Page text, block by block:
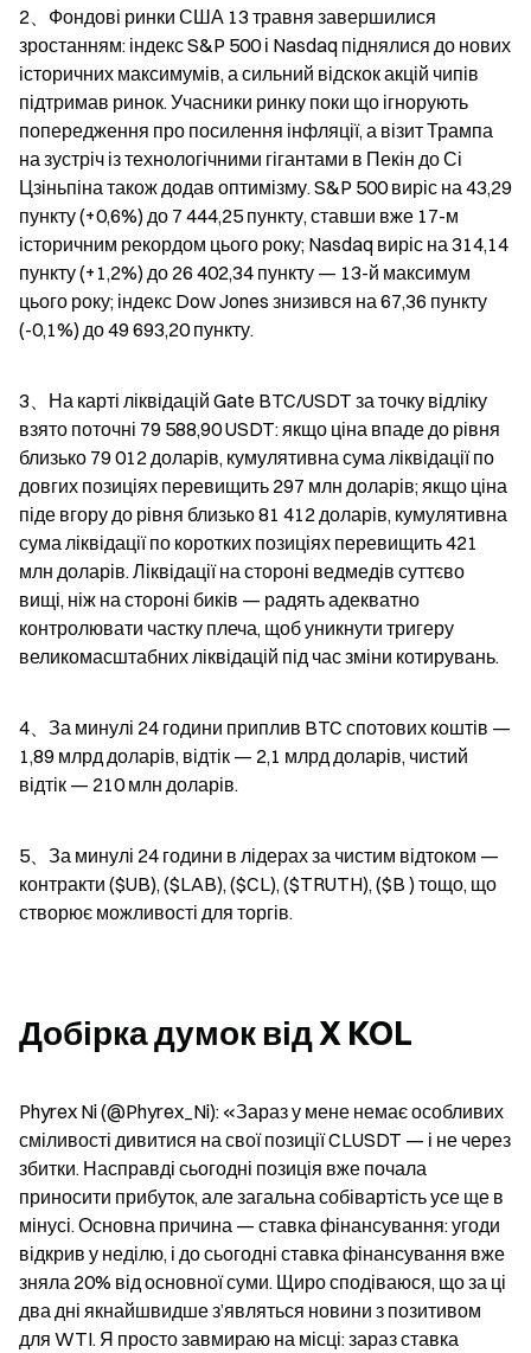
2、Фондові ринки США 13 травня завершилися
зростанням: індекс S&P 500 і Nasdaq піднялися до нових
історичних максимумів, а сильний відскок акцій чипів
підтримав ринок. Учасники ринку поки що ігнорують
попередження про посилення інфляції, а візит Трампа
на зустріч із технологічними гігантами в Пекін до Сі
Цзіньпіна також додав оптимізму. S&P 500 виріс на 43,29
пункту (+0,6%) до 7 444,25 пункту, ставши вже 17-м
історичним рекордом цього року; Nasdaq виріс на 314,14
пункту (+1,2%) до 26 402,34 пункту — 13-й максимум
цього року; індекс Dow Jones знизився на 67,36 пункту
(-0,1%) до 49 693,20 пункту.
3、На карті ліквідацій Gate BTC/USDT за точку відліку
взято поточні 79 588,90 USDT: якщо ціна впаде до рівня
близько 79 012 доларів, кумулятивна сума ліквідації по
довгих позиціях перевищить 297 млн доларів; якщо ціна
піде вгору до рівня близько 81 412 доларів, кумулятивна
сума ліквідації по коротких позиціях перевищить 421
млн доларів. Ліквідації на стороні ведмедів суттєво
вищі, ніж на стороні биків — радять адекватно
контролювати частку плеча, щоб уникнути тригеру
великомасштабних ліквідацій під час зміни котирувань.
4、За минулі 24 години приплив BTC спотових коштів —
1,89 млрд доларів, відтік — 2,1 млрд доларів, чистий
відтік — 210 млн доларів.
5、За минулі 24 години в лідерах за чистим відтоком —
контракти ($UB), ($LAB), ($CL), ($TRUTH), ($B ) тощо, що
створює можливості для торгів.
Добірка думок від X KOL
Phyrex Ni (@Phyrex_Ni): «Зараз у мене немає особливих
сміливості дивитися на свої позиції CLUSDT — і не через
збитки. Насправді сьогодні позиція вже почала
приносити прибуток, але загальна собівартість усе ще в
мінусі. Основна причина — ставка фінансування: угоди
відкрив у неділю, і до сьогодні ставка фінансування вже
зняла 20% від основної суми. Щиро сподіваюся, що за ці
два дні якнайшвидше з’являться новини з позитивом
для WTI. Я просто завмираю на місці: зараз ставка